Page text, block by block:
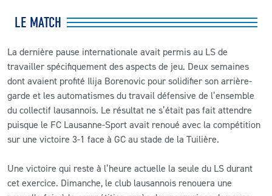
MATCH DES CELEBRITES
PRESSE ET MEDIAS
LE MATCH
La dernière pause internationale avait permis au LS de
travailler spécifiquement des aspects de jeu. Deux semaines
dont avaient profité Ilija Borenovic pour solidifier son arrière-
garde et les automatismes du travail défensive de l’ensemble
du collectif lausannois. Le résultat ne s’était pas fait attendre
puisque le FC Lausanne-Sport avait renoué avec la compétition
sur une victoire 3-1 face à GC au stade de la Tuilière.
Une victoire qui reste à l’heure actuelle la seule du LS durant
cet exercice. Dimanche, le club lausannois renouera une